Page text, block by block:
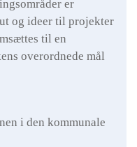
er
og ideer til projekter
til en
overordnede mål
i den kommunale